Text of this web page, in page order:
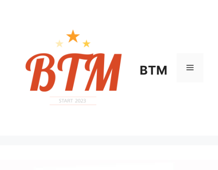
BTM 메